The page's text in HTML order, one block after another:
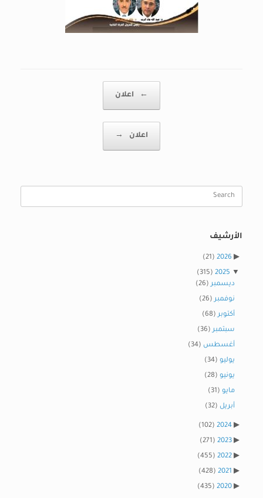
← اعلان
اعلان →
Search
الأرشيف
2026
(21)
2025
(315)
ديسمبر(26)
نوفمبر(26)
أكتوبر(68)
سبتمبر(36)
أغسطس (34)
يوليو (34)
يونيو (28)
مايو (31)
أبريل (32)
2024
(102)
2023
(271)
2022
(455)
2021
(428)
2020
(435)